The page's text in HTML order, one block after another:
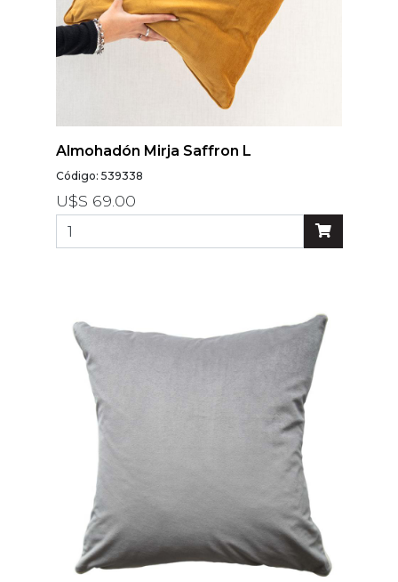
Almohadón Mirja Saffron L
Código: 539338
U$S 69.00